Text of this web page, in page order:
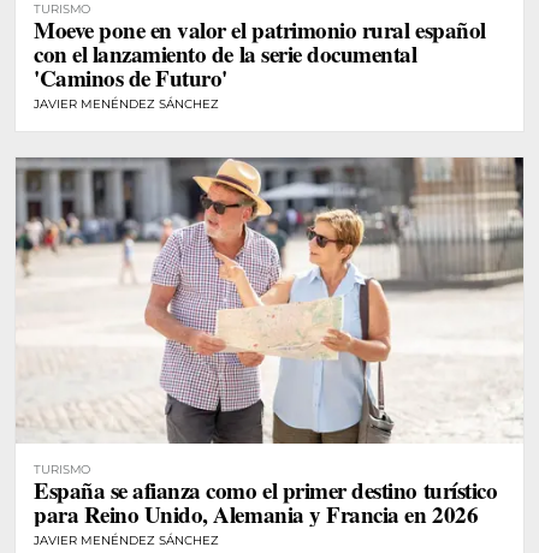
TURISMO
Moeve pone en valor el patrimonio rural español
con el lanzamiento de la serie documental
'Caminos de Futuro'
JAVIER MENÉNDEZ SÁNCHEZ
TURISMO
España se afianza como el primer destino turístico
para Reino Unido, Alemania y Francia en 2026
JAVIER MENÉNDEZ SÁNCHEZ